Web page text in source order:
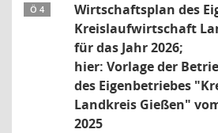
Ö 4
Wirtschaftsplan des
Kreislaufwirtschaft
für das Jahr 2026;
hier: Vorlage der
des Eigenbetriebes
Landkreis Gießen"
2025